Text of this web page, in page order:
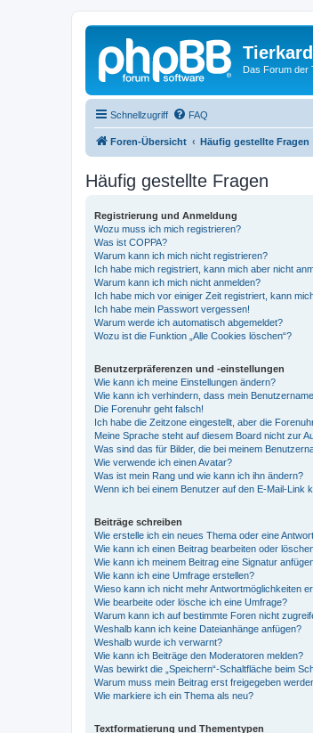
Das Forum der
Schnellzugriff FAQ
Foren-Übersicht Häufig gestellte Fragen
Häufig gestellte Fragen
Registrierung und Anmeldung
Wozu muss ich mich registrieren?
Was ist COPPA?
Warum kann ich mich nicht registrieren?
Ich habe mich registriert, kann mich aber nicht
Warum kann ich mich nicht anmelden?
Ich habe mich vor einiger Zeit registriert, kann
Ich habe mein Passwort vergessen!
Warum werde ich automatisch abgemeldet?
Wozu ist die Funktion „Alle Cookies löschen“?
Benutzerpräferenzen und -einstellungen
Wie kann ich meine Einstellungen ändern?
Wie kann ich verhindern, dass mein
Die Forenuhr geht falsch!
Ich habe die Zeitzone eingestellt, aber die
Meine Sprache steht auf diesem Board nicht zur
Was sind das für Bilder, die bei meinem
Wie verwende ich einen Avatar?
Was ist mein Rang und wie kann ich ihn ändern?
Wenn ich bei einem Benutzer auf den E-Mail-Link
Beiträge schreiben
Wie erstelle ich ein neues Thema oder eine
Wie kann ich einen Beitrag bearbeiten oder
Wie kann ich meinem Beitrag eine Signatur
Wie kann ich eine Umfrage erstellen?
Wieso kann ich nicht mehr Antwortmöglichkeiten
Wie bearbeite oder lösche ich eine Umfrage?
Warum kann ich auf bestimmte Foren nicht
Weshalb kann ich keine Dateianhänge anfügen?
Weshalb wurde ich verwarnt?
Wie kann ich Beiträge den Moderatoren melden?
Was bewirkt die „Speichern“-Schaltfläche beim
Warum muss mein Beitrag erst freigegeben
Wie markiere ich ein Thema als neu?
Textformatierung und Thementypen